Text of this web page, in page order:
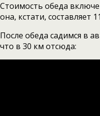
Стоимость обеда
она, кстати, составляет
После обеда садимся в
что в 30 км отсюда: